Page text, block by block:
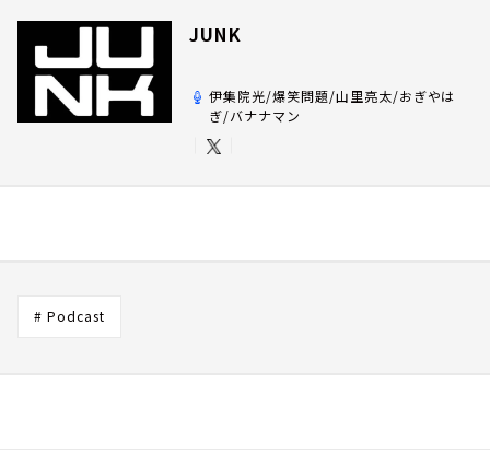
JUNK
伊集院光/爆笑問題/山里亮太/おぎやは
ぎ/バナナマン
# Podcast